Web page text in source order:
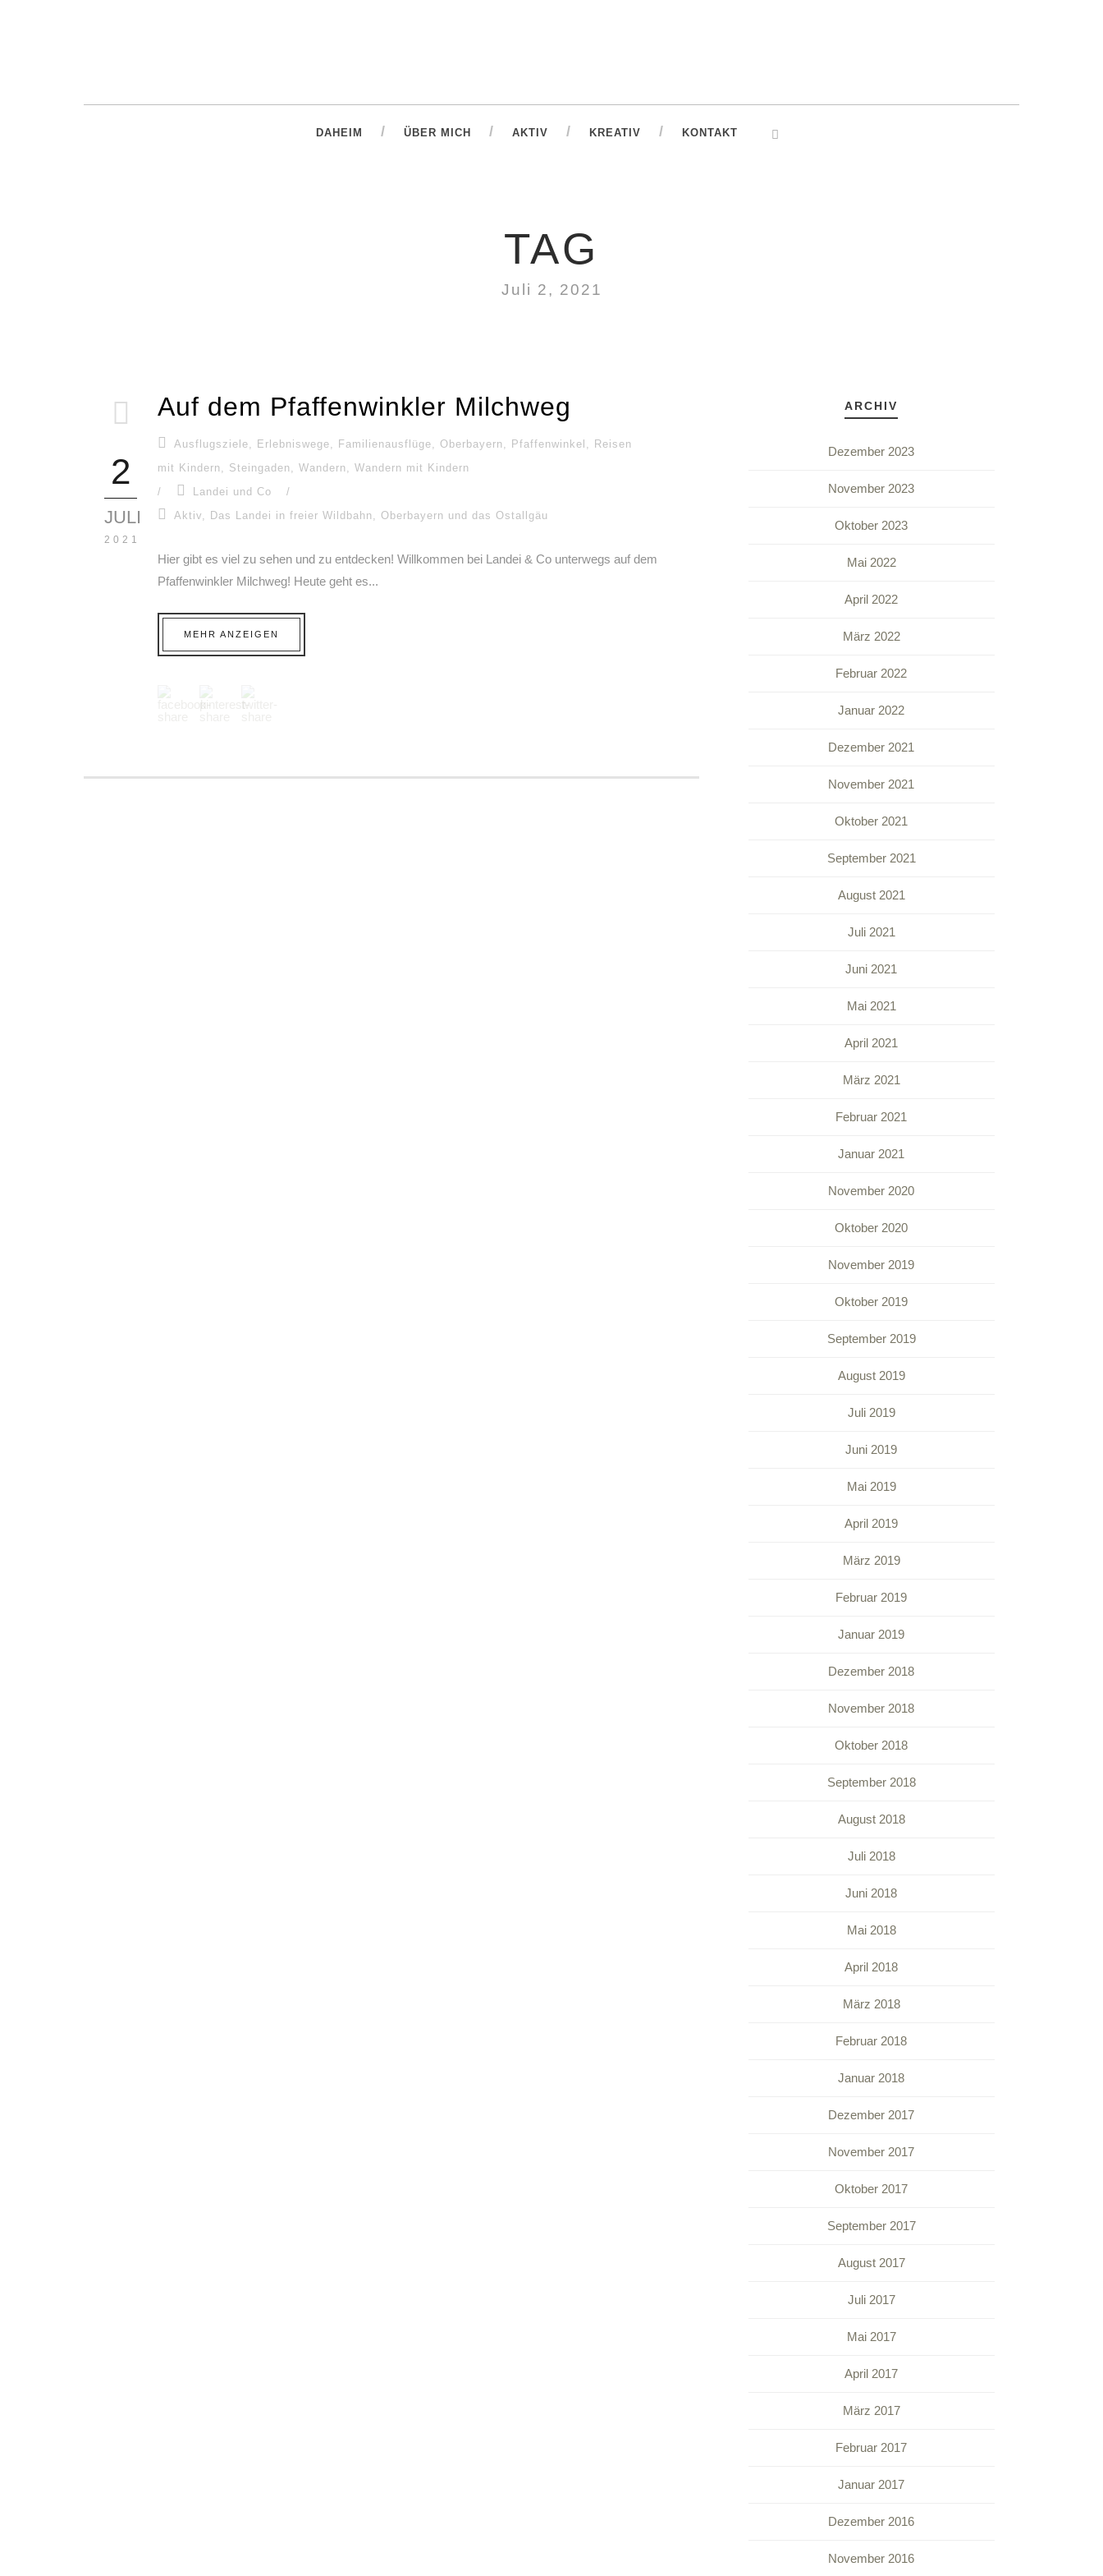
DAHEIM ÜBER MICH AKTIV KREATIV KONTAKT
TAG
Juli 2, 2021
2
JULI
2021
Auf dem Pfaffenwinkler Milchweg
Ausflugsziele, Erlebniswege, Familienausflüge, Oberbayern, Pfaffenwinkel , Reisen
mit Kindern, Steingaden, Wandern, Wandern mit Kindern
/
Landei und Co
/
Aktiv, Das Landei in freier Wildbahn, Oberbayern und das Ostallgäu
Hier gibt es viel zu sehen und zu entdecken! Willkommen bei Landei & Co unterwegs auf dem
Pfaffenwinkler Milchweg! Heute geht es...
MEHR ANZEIGEN
ARCHIV
Dezember 2023
November 2023
Oktober 2023
Mai 2022
April 2022
März 2022
Februar 2022
Januar 2022
Dezember 2021
November 2021
Oktober 2021
September 2021
August 2021
Juli 2021
Juni 2021
Mai 2021
April 2021
März 2021
Februar 2021
Januar 2021
November 2020
Oktober 2020
November 2019
Oktober 2019
September 2019
August 2019
Juli 2019
Juni 2019
Mai 2019
April 2019
März 2019
Februar 2019
Januar 2019
Dezember 2018
November 2018
Oktober 2018
September 2018
August 2018
Juli 2018
Juni 2018
Mai 2018
April 2018
März 2018
Februar 2018
Januar 2018
Dezember 2017
November 2017
Oktober 2017
September 2017
August 2017
Juli 2017
Mai 2017
April 2017
März 2017
Februar 2017
Januar 2017
Dezember 2016
November 2016